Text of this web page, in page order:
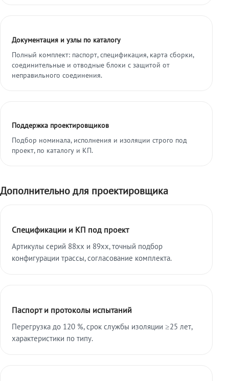
Документация и узлы по каталогу
Полный комплект: паспорт, спецификация, карта сборки,
соединительные и отводные блоки с защитой от
неправильного соединения.
Поддержка проектировщиков
Подбор номинала, исполнения и изоляции строго под
проект, по каталогу и КП.
Дополнительно для проектировщика
Спецификации и КП под проект
Артикулы серий 88xx и 89xx, точный подбор
конфигурации трассы, согласование комплекта.
Паспорт и протоколы испытаний
Перегрузка до 120 %, срок службы изоляции ≥25 лет,
характеристики по типу.